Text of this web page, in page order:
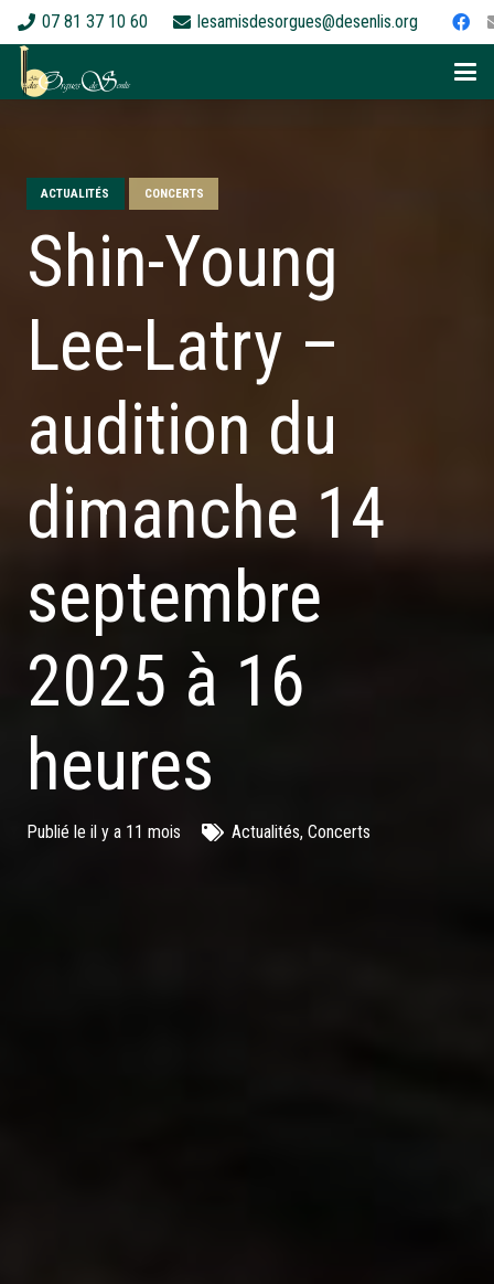
07 81 37 10 60 lesamisdesorgues@desenlis.org
ACTUALITÉS CONCERTS
Shin-Young
Lee-Latry –
audition du
dimanche 14
septembre
2025 à 16
heures
Publié le il y a 11 mois Actualités, Concerts